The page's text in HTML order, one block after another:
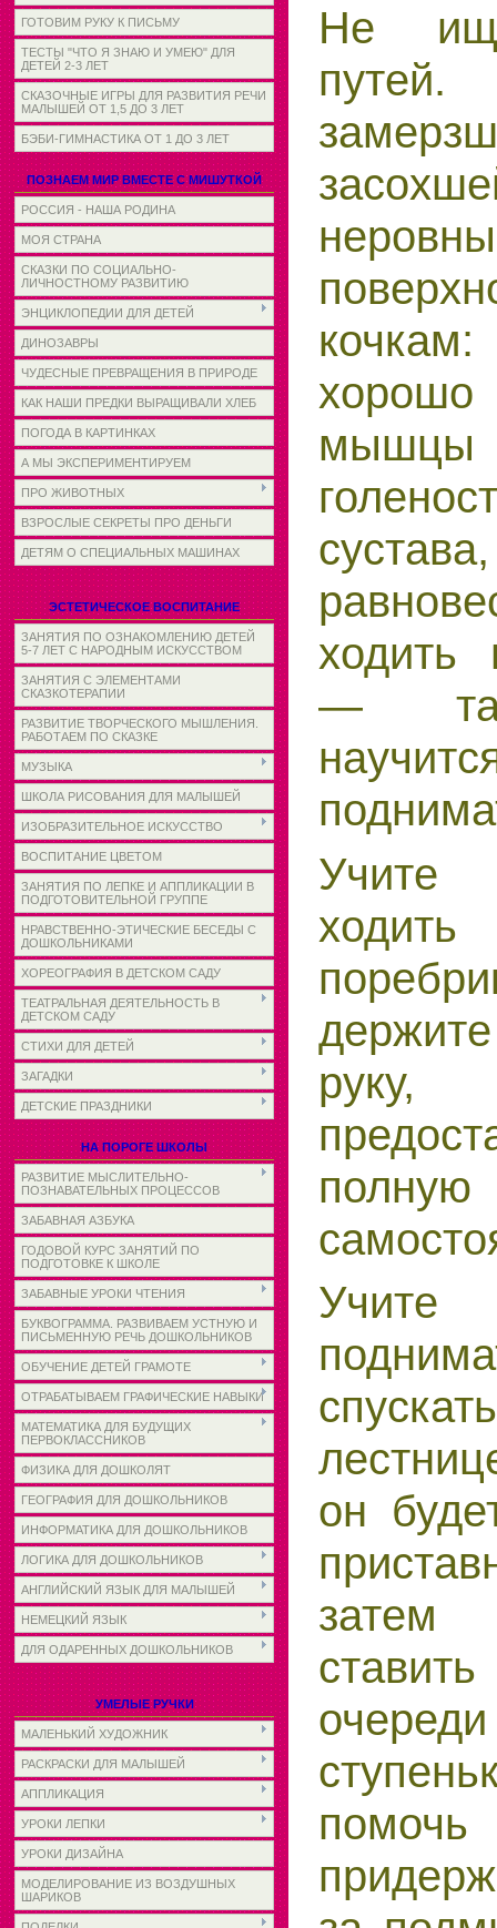
ГОТОВИМ РУКУ К ПИСЬМУ
ТЕСТЫ "ЧТО Я ЗНАЮ И УМЕЮ" ДЛЯ
ДЕТЕЙ 2-3 ЛЕТ
СКАЗОЧНЫЕ ИГРЫ ДЛЯ РАЗВИТИЯ РЕЧИ
МАЛЫШЕЙ ОТ 1,5 ДО 3 ЛЕТ
БЭБИ-ГИМНАСТИКА ОТ 1 ДО 3 ЛЕТ
ПОЗНАЕМ МИР ВМЕСТЕ С МИШУТКОЙ
РОССИЯ - НАША РОДИНА
МОЯ СТРАНА
СКАЗКИ ПО СОЦИАЛЬНО-
ЛИЧНОСТНОМУ РАЗВИТИЮ
ЭНЦИКЛОПЕДИИ ДЛЯ ДЕТЕЙ
ДИНОЗАВРЫ
ЧУДЕСНЫЕ ПРЕВРАЩЕНИЯ В ПРИРОДЕ
КАК НАШИ ПРЕДКИ ВЫРАЩИВАЛИ ХЛЕБ
ПОГОДА В КАРТИНКАХ
А МЫ ЭКСПЕРИМЕНТИРУЕМ
ПРО ЖИВОТНЫХ
ВЗРОСЛЫЕ СЕКРЕТЫ ПРО ДЕНЬГИ
ДЕТЯМ О СПЕЦИАЛЬНЫХ МАШИНАХ
ЭСТЕТИЧЕСКОЕ ВОСПИТАНИЕ
ЗАНЯТИЯ ПО ОЗНАКОМЛЕНИЮ ДЕТЕЙ
5-7 ЛЕТ С НАРОДНЫМ ИСКУССТВОМ
ЗАНЯТИЯ С ЭЛЕМЕНТАМИ
СКАЗКОТЕРАПИИ
РАЗВИТИЕ ТВОРЧЕСКОГО МЫШЛЕНИЯ.
РАБОТАЕМ ПО СКАЗКЕ
МУЗЫКА
ШКОЛА РИСОВАНИЯ ДЛЯ МАЛЫШЕЙ
ИЗОБРАЗИТЕЛЬНОЕ ИСКУССТВО
ВОСПИТАНИЕ ЦВЕТОМ
ЗАНЯТИЯ ПО ЛЕПКЕ И АППЛИКАЦИИ В
ПОДГОТОВИТЕЛЬНОЙ ГРУППЕ
НРАВСТВЕННО-ЭТИЧЕСКИЕ БЕСЕДЫ С
ДОШКОЛЬНИКАМИ
ХОРЕОГРАФИЯ В ДЕТСКОМ САДУ
ТЕАТРАЛЬНАЯ ДЕЯТЕЛЬНОСТЬ В
ДЕТСКОМ САДУ
СТИХИ ДЛЯ ДЕТЕЙ
ЗАГАДКИ
ДЕТСКИЕ ПРАЗДНИКИ
НА ПОРОГЕ ШКОЛЫ
РАЗВИТИЕ МЫСЛИТЕЛЬНО-
ПОЗНАВАТЕЛЬНЫХ ПРОЦЕССОВ
ЗАБАВНАЯ АЗБУКА
ГОДОВОЙ КУРС ЗАНЯТИЙ ПО
ПОДГОТОВКЕ К ШКОЛЕ
ЗАБАВНЫЕ УРОКИ ЧТЕНИЯ
БУКВОГРАММА. РАЗВИВАЕМ УСТНУЮ И
ПИСЬМЕННУЮ РЕЧЬ ДОШКОЛЬНИКОВ
ОБУЧЕНИЕ ДЕТЕЙ ГРАМОТЕ
ОТРАБАТЫВАЕМ ГРАФИЧЕСКИЕ НАВЫКИ
МАТЕМАТИКА ДЛЯ БУДУЩИХ
ПЕРВОКЛАССНИКОВ
ФИЗИКА ДЛЯ ДОШКОЛЯТ
ГЕОГРАФИЯ ДЛЯ ДОШКОЛЬНИКОВ
ИНФОРМАТИКА ДЛЯ ДОШКОЛЬНИКОВ
ЛОГИКА ДЛЯ ДОШКОЛЬНИКОВ
АНГЛИЙСКИЙ ЯЗЫК ДЛЯ МАЛЫШЕЙ
НЕМЕЦКИЙ ЯЗЫК
ДЛЯ ОДАРЕННЫХ ДОШКОЛЬНИКОВ
УМЕЛЫЕ РУЧКИ
МАЛЕНЬКИЙ ХУДОЖНИК
РАСКРАСКИ ДЛЯ МАЛЫШЕЙ
АППЛИКАЦИЯ
УРОКИ ЛЕПКИ
УРОКИ ДИЗАЙНА
МОДЕЛИРОВАНИЕ ИЗ ВОЗДУШНЫХ
ШАРИКОВ
Не
мышцы
ходить
—
полную
он
затем